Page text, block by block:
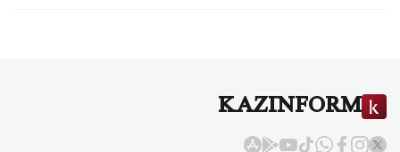
KAZINFORM